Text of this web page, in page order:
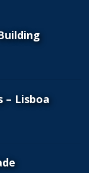
– Lisboa